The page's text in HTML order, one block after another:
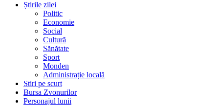
Știrile zilei
Politic
Economie
Social
Cultură
Sănătate
Sport
Monden
Administrație locală
Stiri pe scurt
Bursa Zvonurilor
Personajul lunii